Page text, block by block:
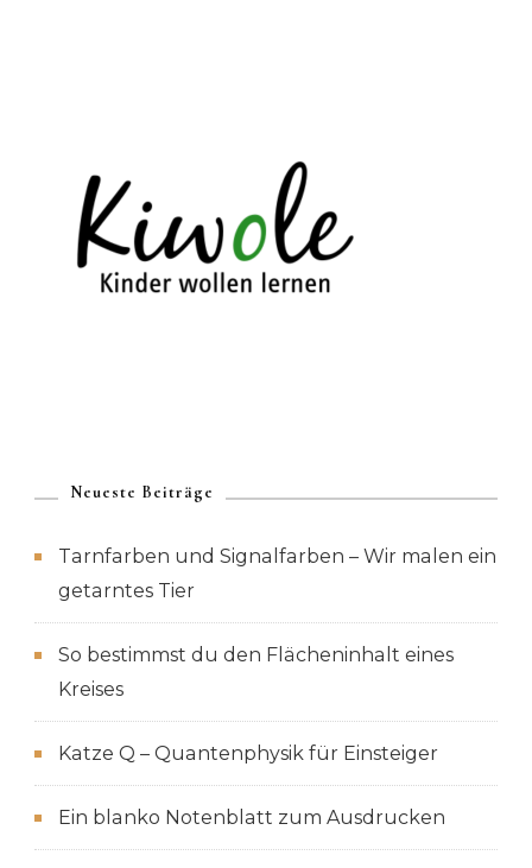
Neueste Beiträge
Tarnfarben und Signalfarben – Wir malen ein
getarntes Tier
So bestimmst du den Flächeninhalt eines
Kreises
Katze Q – Quantenphysik für Einsteiger
Ein blanko Notenblatt zum Ausdrucken